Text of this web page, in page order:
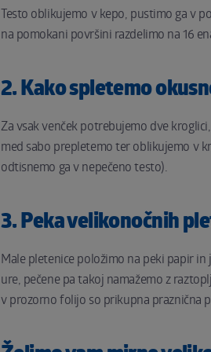
Testo oblikujemo v kepo, pustimo ga v
na pomokani površini razdelimo na 16
2. Kako spletemo
Za vsak venček potrebujemo dve
med sabo prepletemo ter oblikujemo v
odtisnemo ga v nepečeno testo).
3. Peka velikonočnih
Male pletenice položimo na peki papir
ure, pečene pa takoj namažemo z
v prozorno folijo so prikupna praznična